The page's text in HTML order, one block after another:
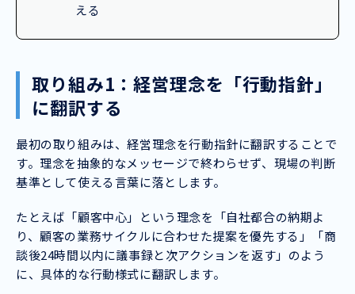
える
取り組み1：経営理念を「行動指針」
に翻訳する
最初の取り組みは、経営理念を行動指針に翻訳することで
す。理念を抽象的なメッセージで終わらせず、現場の判断
基準として使える言葉に落とします。
たとえば「顧客中心」という理念を「自社都合の納期よ
り、顧客の業務サイクルに合わせた提案を優先する」「商
談後24時間以内に議事録と次アクションを返す」のよう
に、具体的な行動様式に翻訳します。